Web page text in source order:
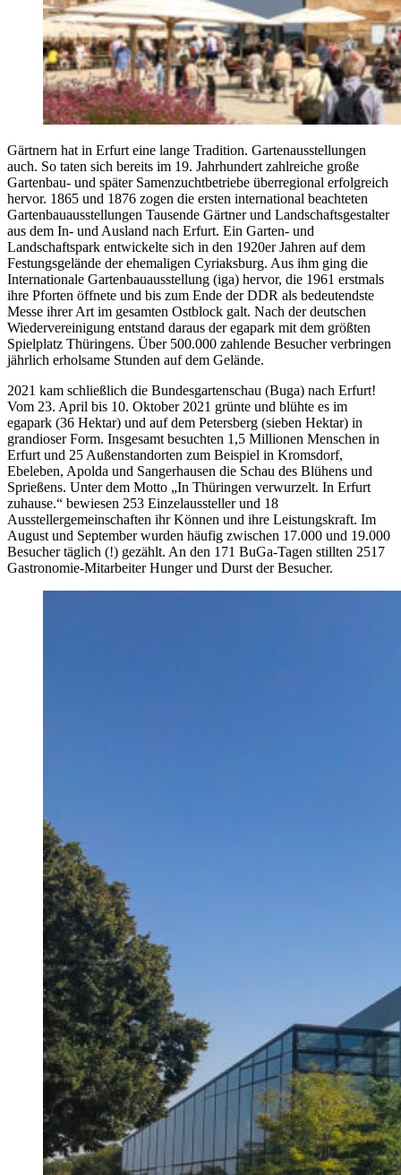
Gärtnern hat in Erfurt eine lange Tradition. Gartenausstellungen
auch. So taten sich bereits im 19. Jahrhundert zahlreiche große
Gartenbau- und später Samenzuchtbetriebe überregional erfolgreich
hervor. 1865 und 1876 zogen die ersten international beachteten
Gartenbauausstellungen Tausende Gärtner und Landschaftsgestalter
aus dem In- und Ausland nach Erfurt. Ein Garten- und
Landschaftspark entwickelte sich in den 1920er Jahren auf dem
Festungsgelände der ehemaligen Cyriaksburg. Aus ihm ging die
Internationale Gartenbauausstellung (iga) hervor, die 1961 erstmals
ihre Pforten öffnete und bis zum Ende der DDR als bedeutendste
Messe ihrer Art im gesamten Ostblock galt. Nach der deutschen
Wiedervereinigung entstand daraus der egapark mit dem größten
Spielplatz Thüringens. Über 500.000 zahlende Besucher verbringen
jährlich erholsame Stunden auf dem Gelände.
2021 kam schließlich die Bundesgartenschau (Buga) nach Erfurt!
Vom 23. April bis 10. Oktober 2021 grünte und blühte es im
egapark (36 Hektar) und auf dem Petersberg (sieben Hektar) in
grandioser Form. Insgesamt besuchten 1,5 Millionen Menschen in
Erfurt und 25 Außenstandorten zum Beispiel in Kromsdorf,
Ebeleben, Apolda und Sangerhausen die Schau des Blühens und
Sprießens. Unter dem Motto „In Thüringen verwurzelt. In Erfurt
zuhause.“ bewiesen 253 Einzelaussteller und 18
Ausstellergemeinschaften ihr Können und ihre Leistungskraft. Im
August und September wurden häufig zwischen 17.000 und 19.000
Besucher täglich (!) gezählt. An den 171 BuGa-Tagen stillten 2517
Gastronomie-Mitarbeiter Hunger und Durst der Besucher.